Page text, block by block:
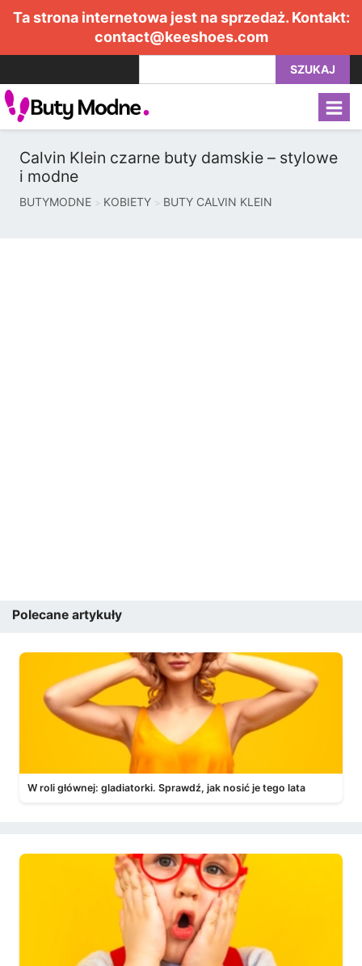
Ta strona internetowa jest na sprzedaż. Kontakt:
contact@keeshoes.com
SZUKAJ
Calvin Klein czarne buty damskie – stylowe
i modne
BUTYMODNE KOBIETY BUTY CALVIN KLEIN
Polecane artykuły
W roli głównej: gladiatorki. Sprawdź, jak nosić je tego lata